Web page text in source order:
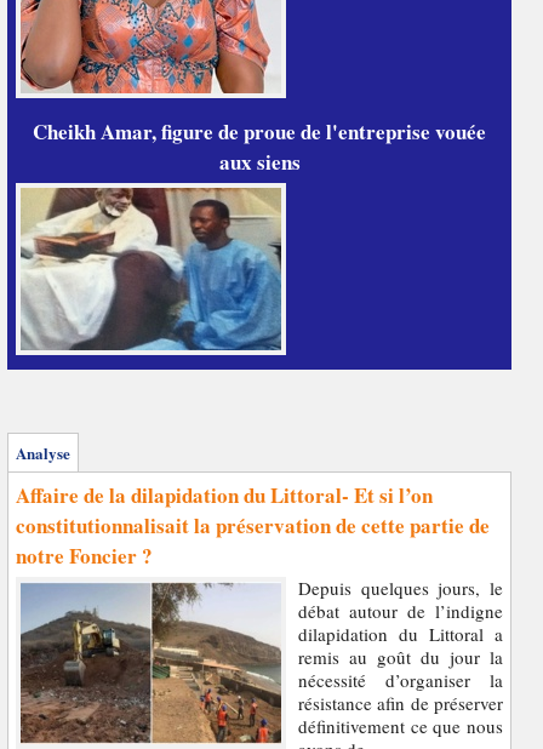
Cheikh Amar, figure de proue de l'entreprise vouée
aux siens
Analyse
Affaire de la dilapidation du Littoral- Et si l’on
constitutionnalisait la préservation de cette partie de
notre Foncier ?
Depuis quelques jours, le
débat autour de l’indigne
dilapidation du Littoral a
remis au goût du jour la
nécessité d’organiser la
résistance afin de préserver
définitivement ce que nous